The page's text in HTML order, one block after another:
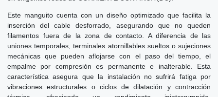
Este manguito cuenta con un diseño optimizado que facilita la
inserción del cable desforrado, asegurando que no queden
filamentos fuera de la zona de contacto. A diferencia de las
uniones temporales, terminales atornillables sueltos o sujeciones
mecánicas que pueden aflojarse con el paso del tiempo, el
empalme por compresión es permanente e inalterable. Esta
característica asegura que la instalación no sufrirá fatiga por
vibraciones estructurales o ciclos de dilatación y contracción